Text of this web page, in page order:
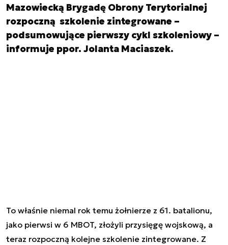
Mazowiecką Brygadę Obrony Terytorialnej
rozpoczną szkolenie zintegrowane –
podsumowujące pierwszy cykl szkoleniowy –
informuje ppor. Jolanta Maciaszek.
To właśnie niemal rok temu żołnierze z 61. batalionu,
jako pierwsi w 6 MBOT, złożyli przysięgę wojskową, a
teraz rozpoczną kolejne szkolenie zintegrowane. Z